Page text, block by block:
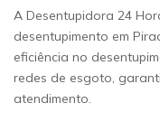
A Desentupidora 24
desentupimento em
eficiência no
redes de esgoto,
atendimento.